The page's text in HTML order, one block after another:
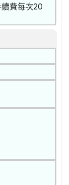
費每次20